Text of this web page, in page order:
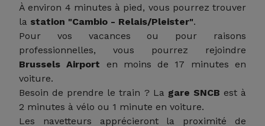
À environ 4 minutes à pied, vous pourrez trouver
la station "Cambio - Relais/Pleister".
Pour vos vacances ou pour raisons
professionnelles, vous pourrez rejoindre
Brussels Airport en moins de 17 minutes en
voiture.
Besoin de prendre le train ? La gare SNCB est à
2 minutes à vélo ou 1 minute en voiture.
Les navetteurs apprécieront la proximité de